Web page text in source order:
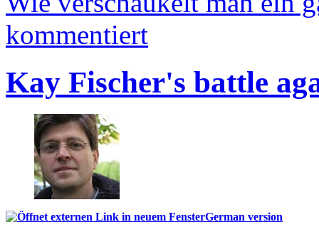
kommentiert
Kay Fischer's battle
German version